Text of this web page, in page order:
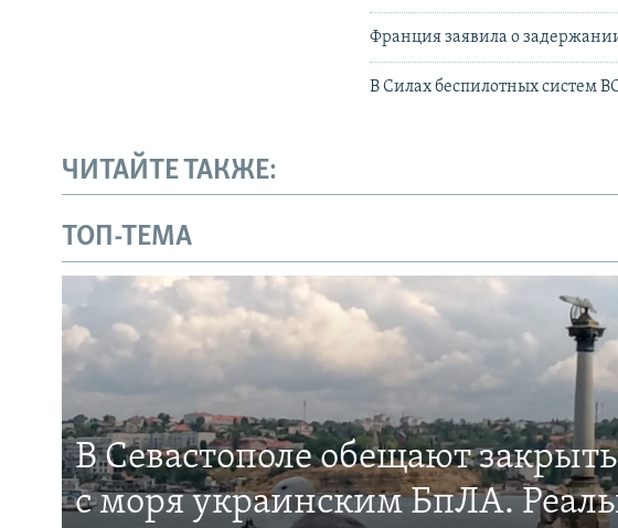
Франция заявила о
В Силах беспилотных систем
ЧИТАЙТЕ ТАКЖЕ:
ТОП-ТЕМА
В Севастополе обещают
с моря украинским БпЛА.